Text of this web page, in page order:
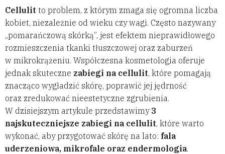
Cellulit to problem, z którym zmaga się ogromna liczba
kobiet, niezależnie od wieku czy wagi. Często nazywany
„pomarańczową skórką”, jest efektem nieprawidłowego
rozmieszczenia tkanki tłuszczowej oraz zaburzeń
w mikrokrążeniu. Współczesna kosmetologia oferuje
jednak skuteczne zabiegi na cellulit, które pomagają
znacząco wygładzić skórę, poprawić jej jędrność
oraz zredukować nieestetyczne zgrubienia.
W dzisiejszym artykule przedstawimy 3
najskuteczniejsze zabiegi na cellulit, które warto
wykonać, aby przygotować skórę na lato: fala
uderzeniowa, mikrofale oraz endermologia.